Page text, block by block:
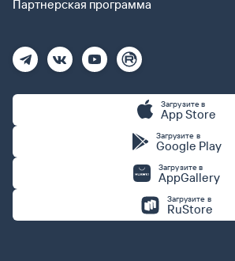
Партнерская программа
Загрузите в
App Store
Загрузите в
Google Play
Загрузите в
AppGallery
Загрузите в
RuStore